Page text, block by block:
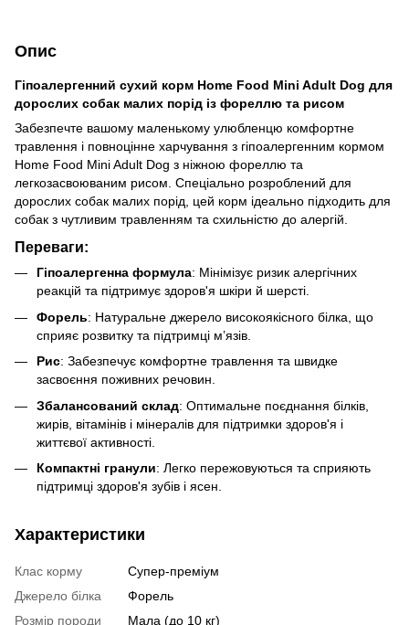
Опис
Гіпоалергенний сухий корм Home Food Mini Adult Dog для
дорослих собак малих порід із фореллю та рисом
Забезпечте вашому маленькому улюбленцю комфортне
травлення і повноцінне харчування з гіпоалергенним кормом
Home Food Mini Adult Dog з ніжною фореллю та
легкозасвоюваним рисом. Спеціально розроблений для
дорослих собак малих порід, цей корм ідеально підходить для
собак з чутливим травленням та схильністю до алергій.
Переваги:
Гіпоалергенна формула: Мінімізує ризик алергічних
реакцій та підтримує здоров'я шкіри й шерсті.
Форель: Натуральне джерело високоякісного білка, що
сприяє розвитку та підтримці м’язів.
Рис: Забезпечує комфортне травлення та швидке
засвоєння поживних речовин.
Збалансований склад: Оптимальне поєднання білків,
жирів, вітамінів і мінералів для підтримки здоров'я і
життєвої активності.
Компактні гранули: Легко пережовуються та сприяють
підтримці здоров'я зубів і ясен.
Характеристики
Клас корму
Супер-преміум
Джерело білка
Форель
Розмір породи
Мала (до 10 кг)